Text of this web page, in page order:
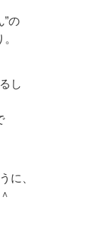
”の
し
に、